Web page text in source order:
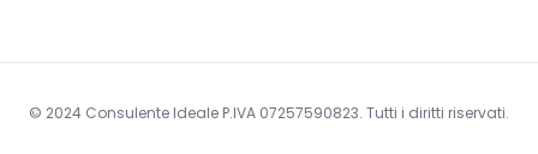
© 2024 Consulente Ideale P.IVA 07257590823. Tutti i diritti riservati.